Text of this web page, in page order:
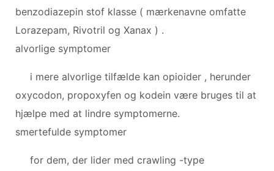
benzodiazepin stof klasse ( mærkenavne omfatte
Lorazepam, Rivotril og Xanax ) .
alvorlige symptomer
i mere alvorlige tilfælde kan opioider , herunder
oxycodon, propoxyfen og kodein være bruges til at
hjælpe med at lindre symptomerne.
smertefulde symptomer
for dem, der lider med crawling -type